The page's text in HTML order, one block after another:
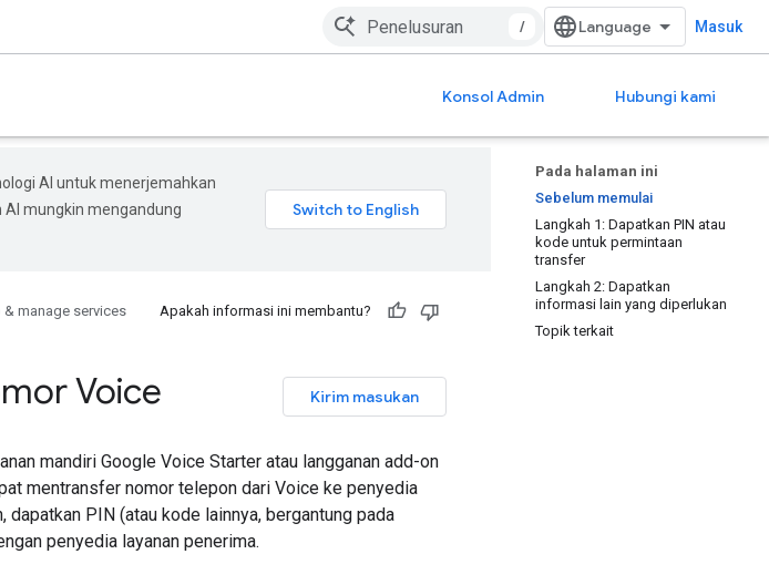
/ Masuk
Konsol Admin Hubungi kami
Pada halaman ini
Sebelum memulai
Langkah 1: Dapatkan PIN atau
kode untuk permintaan
transfer
Langkah 2: Dapatkan
informasi lain yang diperlukan
Topik terkait
AI untuk menerjemahkan
AI mungkin mengandung
& manage services
Apakah informasi ini membantu?
Kirim masukan
Voice
mandiri Google Voice Starter atau langganan add-on
mentransfer nomor telepon dari Voice ke penyedia
PIN (atau kode lainnya, bergantung pada
penyedia layanan penerima.